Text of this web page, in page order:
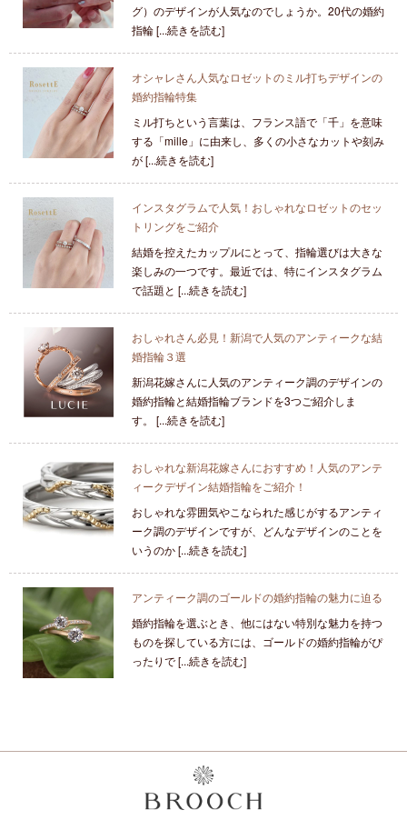
グ）のデザインが人気なのでしょうか。20代の婚約
指輪 [...続きを読む]
オシャレさん人気なロゼットのミル打ちデザインの
婚約指輪特集
ミル打ちという言葉は、フランス語で「千」を意味
する「mille」に由来し、多くの小さなカットや刻み
が [...続きを読む]
インスタグラムで人気！おしゃれなロゼットのセッ
トリングをご紹介
結婚を控えたカップルにとって、指輪選びは大きな
楽しみの一つです。最近では、特にインスタグラム
で話題と [...続きを読む]
おしゃれさん必見！新潟で人気のアンティークな結
婚指輪３選
新潟花嫁さんに人気のアンティーク調のデザインの
婚約指輪と結婚指輪ブランドを3つご紹介しま
す。 [...続きを読む]
おしゃれな新潟花嫁さんにおすすめ！人気のアンテ
ィークデザイン結婚指輪をご紹介！
おしゃれな雰囲気やこなられた感じがするアンティ
ーク調のデザインですが、どんなデザインのことを
いうのか [...続きを読む]
アンティーク調のゴールドの婚約指輪の魅力に迫る
婚約指輪を選ぶとき、他にはない特別な魅力を持つ
ものを探している方には、ゴールドの婚約指輪がぴ
ったりで [...続きを読む]